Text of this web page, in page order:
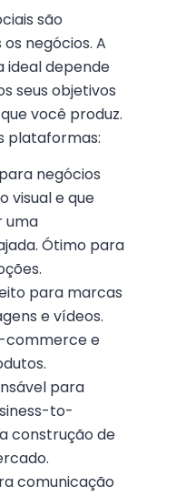
são
negócios. A
ideal depende
seus objetivos
você produz.
plataformas:
negócios
visual e que
uma
Ótimo para
para marcas
e vídeos.
commerce e
para
to-
construção de
comunicação